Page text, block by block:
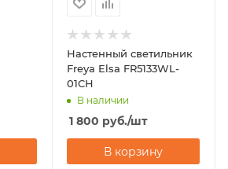
Настенный светильник
Freya Elsa FR5133WL-
01CH
В наличии
1 800 руб./шт
В корзину